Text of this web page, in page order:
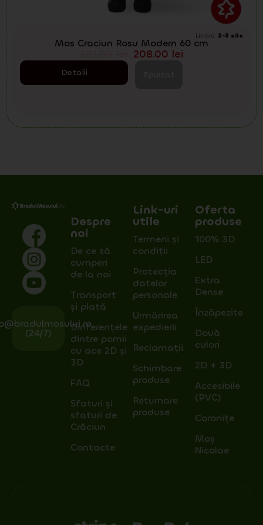
Livrare: 2-3 zile
Mos Craciun Rosu Modern 60 cm
208.00 lei
Detalii
(24/7)
Despre
noi
De ce să
cumperi
de la noi
Transport
și plată
Dinferențele
dintre pomii
cu ace 2D și
3D
FAQ
Sfaturi și
sfaturi de
Crăciun
Contacte
Link-uri
utile
Termeni și
condiții
Protecția
datelor
personale
Urmărirea
expedierii
Reclamații
Schimbare
produse
Returnare
produse
Oferta
produse
100% 3D
LED
Extra
Dense
Înzăpezite
Două
culori
2D + 3D
Accesibile
(PVC)
Coronițe
Moș
Nicolae